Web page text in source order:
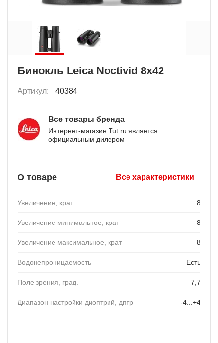
Бинокль Leica Noctivid 8x42
Артикул: 40384
Все товары бренда
Интернет-магазин Tut.ru является
официальным дилером
О товаре Все характеристики
Увеличение, крат 8
Увеличение минимальное, крат 8
Увеличение максимальное, крат 8
Водонепроницаемость Есть
Поле зрения, град. 7,7
Диапазон настройки диоптрий, дптр -4...+4